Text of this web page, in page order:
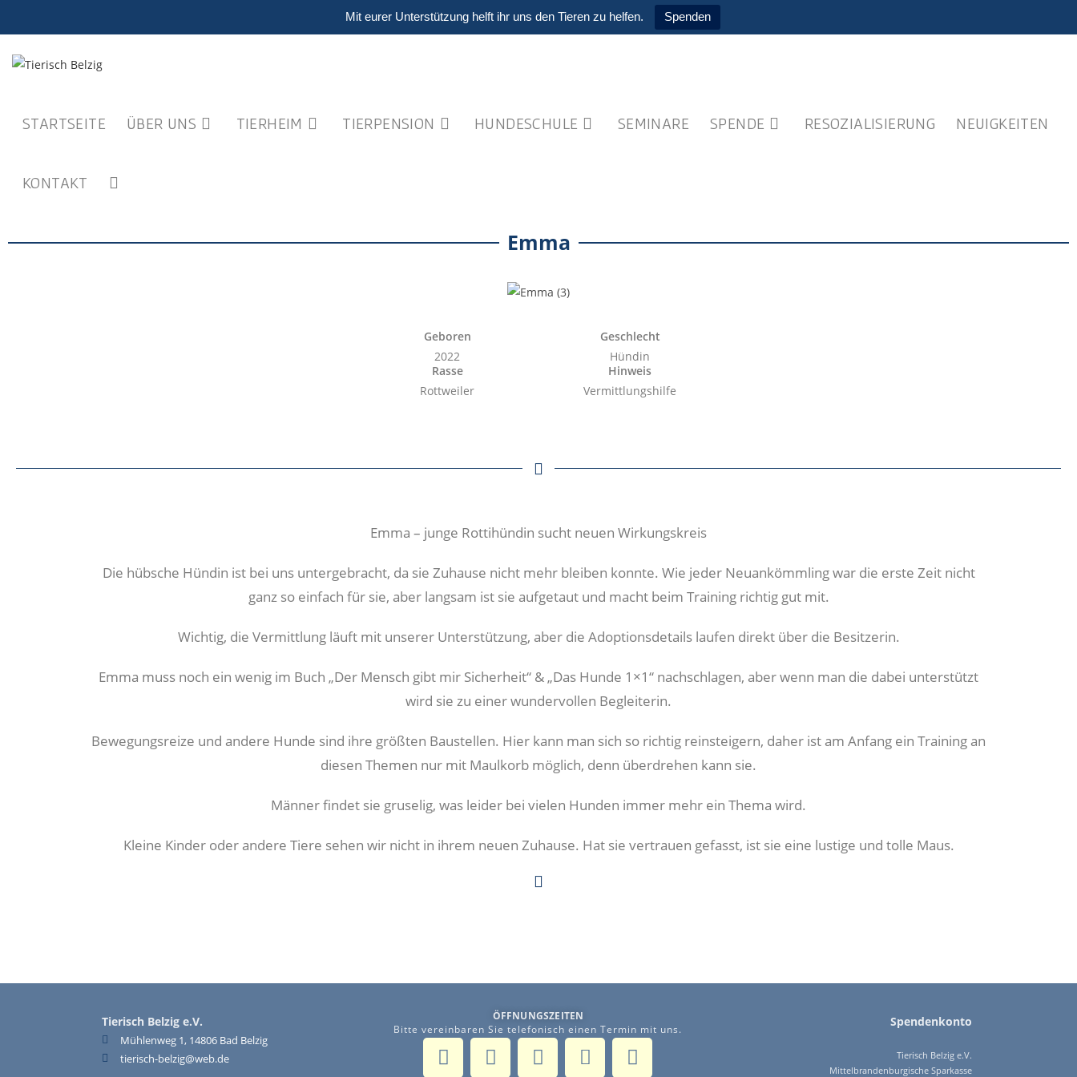
Mit eurer Unterstützung helft ihr uns den Tieren zu helfen. Spenden
STARTSEITE ÜBER UNS TIERHEIM TIERPENSION HUNDESCHULE SEMINARE SPENDE RESOZIALISIERUNG NEUIGKEITEN
KONTAKT
Emma
Geboren
2022
Rasse
Rottweiler
Geschlecht
Hündin
Hinweis
Vermittlungshilfe
Emma – junge Rottihündin sucht neuen Wirkungskreis
Die hübsche Hündin ist bei uns untergebracht, da sie Zuhause nicht mehr bleiben konnte. Wie jeder Neuankömmling war die erste Zeit nicht
ganz so einfach für sie, aber langsam ist sie aufgetaut und macht beim Training richtig gut mit.
Wichtig, die Vermittlung läuft mit unserer Unterstützung, aber die Adoptionsdetails laufen direkt über die Besitzerin.
Emma muss noch ein wenig im Buch „Der Mensch gibt mir Sicherheit“ & „Das Hunde 1×1“ nachschlagen, aber wenn man die dabei unterstützt
wird sie zu einer wundervollen Begleiterin.
Bewegungsreize und andere Hunde sind ihre größten Baustellen. Hier kann man sich so richtig reinsteigern, daher ist am Anfang ein Training an
diesen Themen nur mit Maulkorb möglich, denn überdrehen kann sie.
Männer findet sie gruselig, was leider bei vielen Hunden immer mehr ein Thema wird.
Kleine Kinder oder andere Tiere sehen wir nicht in ihrem neuen Zuhause. Hat sie vertrauen gefasst, ist sie eine lustige und tolle Maus.
Tierisch Belzig e.V.
Mühlenweg 1, 14806 Bad Belzig
tierisch-belzig@web.de
ÖFFNUNGSZEITEN
Bitte vereinbaren Sie telefonisch einen Termin mit uns.
Spendenkonto
Tierisch Belzig e.V.
Mittelbrandenburgische Sparkasse